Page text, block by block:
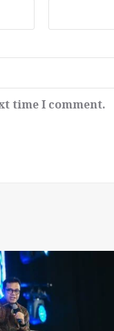
time I comment.